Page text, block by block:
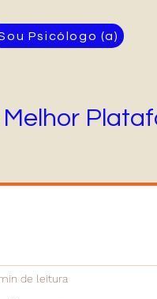
Psicólogo (a)
de leitura